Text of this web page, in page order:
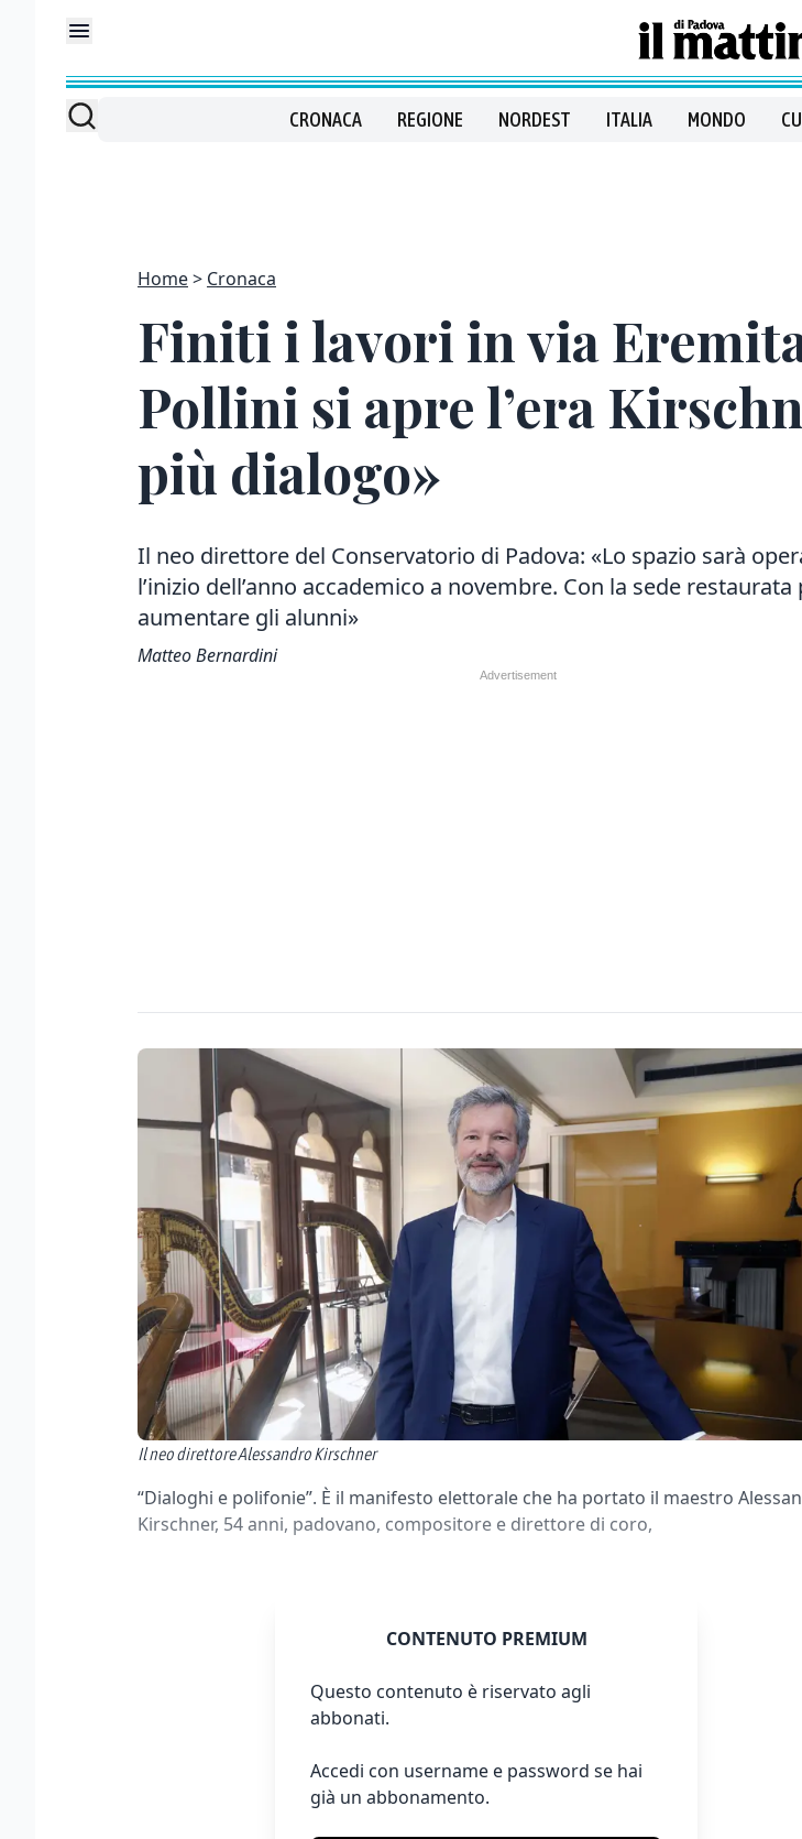
CRONACA REGIONE NORDEST ITALIA MONDO
Home Cronaca
Finiti i lavori in via
Pollini si apre l’era
più dialogo»
Il neo direttore del Conservatorio di Padova: «Lo spazio sarà
l’inizio dell’anno accademico a novembre. Con la sede
aumentare gli alunni»
Matteo Bernardini
Il neo direttore Alessandro Kirschner
“Dialoghi e polifonie”. È il manifesto elettorale che ha portato il maestro
Kirschner, 54 anni, padovano, compositore e direttore di coro,
CONTENUTO PREMIUM
Questo contenuto è riservato agli
abbonati.
Accedi con username e password se hai
già un abbonamento.